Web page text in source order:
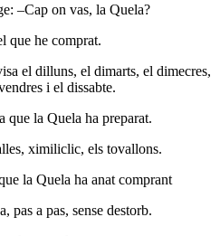
–Cap on vas, la Quela?
que he comprat.
el dilluns, el dimarts, el dimecres,
i el dissabte.
que la Quela ha preparat.
ximiliclic, els tovallons.
la Quela ha anat comprant
pas a pas, sense destorb.